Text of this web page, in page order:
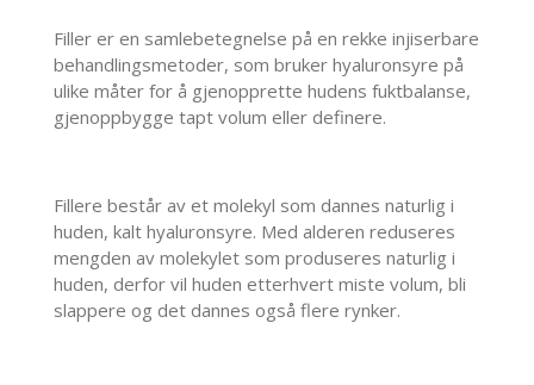
Filler er en samlebetegnelse på en rekke injiserbare
behandlingsmetoder, som bruker hyaluronsyre på
ulike måter for å gjenopprette hudens fuktbalanse,
gjenoppbygge tapt volum eller definere.
Fillere består av et molekyl som dannes naturlig i
huden, kalt hyaluronsyre. Med alderen reduseres
mengden av molekylet som produseres naturlig i
huden, derfor vil huden etterhvert miste volum, bli
slappere og det dannes også flere rynker.